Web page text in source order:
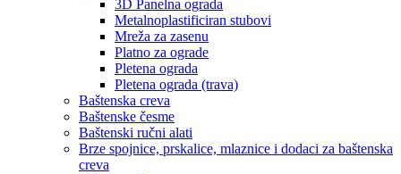
3D Panelna ograda
Metalnoplastificiran stubovi
Mreža za zasenu
Platno za ograde
Pletena ograda
Pletena ograda (trava)
Baštenska creva
Baštenske česme
Baštenski ručni alati
Brze spojnice, prskalice, mlaznice i dodaci za baštenska
creva